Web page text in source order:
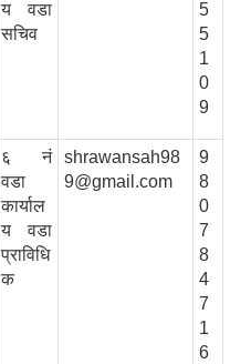
य वडा
सचिव
5
5
1
0
9
६ नं
वडा
कार्याल
य वडा
प्राविधि
क
shrawansah98
9@gmail.com
9
8
0
7
8
4
7
1
6